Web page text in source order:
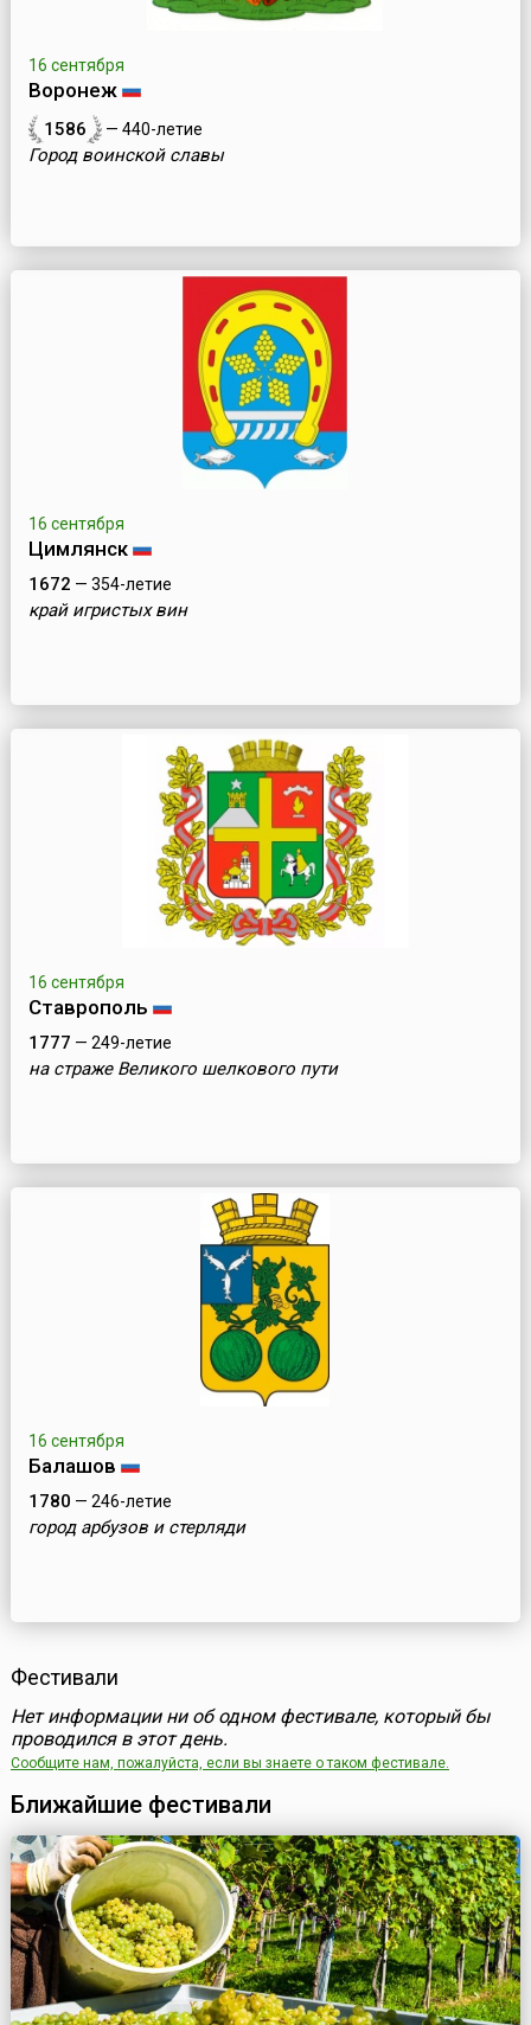
16 сентября
Воронеж
1586 — 440-летие
Город воинской славы
16 сентября
Цимлянск
1672 — 354-летие
край игристых вин
16 сентября
Ставрополь
1777 — 249-летие
на страже Великого шелкового пути
16 сентября
Балашов
1780 — 246-летие
город арбузов и стерляди
Фестивали
Нет информации ни об одном фестивале, который бы
проводился в этот день.
Сообщите нам, пожалуйста, если вы знаете о таком фестивале.
Ближайшие фестивали